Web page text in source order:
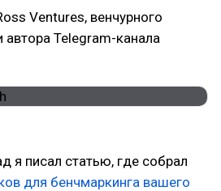
Ventures, венчурного
автора Telegram-канала
я писал статью, где собрал
для бенчмаркинга вашего